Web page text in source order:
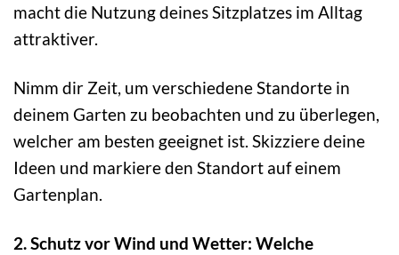
macht die Nutzung deines Sitzplatzes im Alltag
attraktiver.
Nimm dir Zeit, um verschiedene Standorte in
deinem Garten zu beobachten und zu überlegen,
welcher am besten geeignet ist. Skizziere deine
Ideen und markiere den Standort auf einem
Gartenplan.
2. Schutz vor Wind und Wetter: Welche